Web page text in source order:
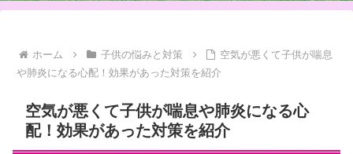
ホーム 子供の悩みと対策
空気が悪くて子供が喘息
や肺炎になる心配！効果があった対策を紹介
空気が悪くて子供が喘息や肺炎になる心
配！効果があった対策を紹介